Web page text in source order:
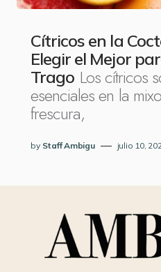
Cítricos en la
Elegir el Mejor
Trago Los cítricos
esenciales en la
frescura,
by Staff Ambigu julio 10,